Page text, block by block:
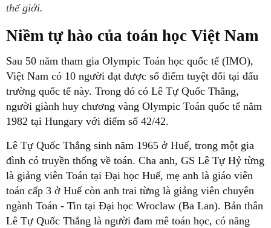
thế giới.
Niềm tự hào của toán học Việt Nam
Sau 50 năm tham gia Olympic Toán học quốc tế (IMO),
Việt Nam có 10 người đạt được số điểm tuyệt đối tại đấu
trường quốc tế này. Trong đó có Lê Tự Quốc Thắng,
người giành huy chương vàng Olympic Toán quốc tế năm
1982 tại Hungary với điểm số 42/42.
Lê Tự Quốc Thắng sinh năm 1965 ở Huế, trong một gia
đình có truyền thống về toán. Cha anh, GS Lê Tự Hỷ từng
là giảng viên Toán tại Đại học Huế, mẹ anh là giáo viên
toán cấp 3 ở Huế còn anh trai từng là giảng viên chuyên
ngành Toán - Tin tại Đại học Wroclaw (Ba Lan). Bản thân
Lê Tự Quốc Thắng là người đam mê toán học, có năng